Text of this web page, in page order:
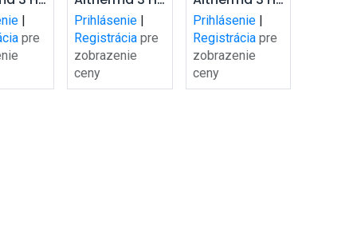
|
pre
HT
ETVX16S23E9W7
hydro-split,
vykurovanie /
chladenie
Prihlásenie|
Registrácia pre
zobrazenie
ceny
HT
ETVX16S18E9W7
hydro-split,
vykurovanie /
chladenie
Prihlásenie|
Registrácia pre
zobrazenie
ceny